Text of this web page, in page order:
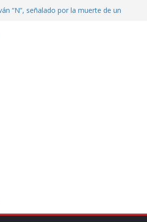
“N”, señalado por la muerte de un
Veracruz; aumentan a 33 los
secos